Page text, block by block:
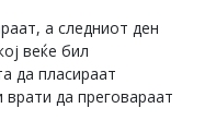
а следниот ден
веќе бил
да пласираат
врати да преговараат